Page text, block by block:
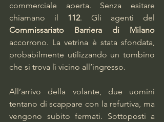
commerciale aperta. Senza esitare
chiamano il 112
Commissariato Barriera di Milano
accorrono. La vetrina è stata sfondata,
probabilmente utilizzando un tombino
che si trova lì vicino all’ingresso.
All’arrivo della volante, due uomini
tentano di scappare con la refurtiva, ma
vengono subito fermati. Sottoposti a